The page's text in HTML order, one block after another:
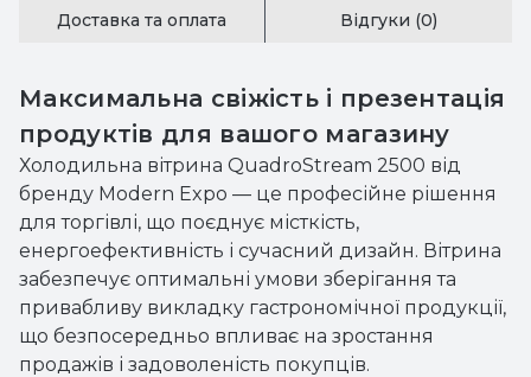
Доставка та оплата Відгуки (0)
Максимальна свіжість і презентація
продуктів для вашого магазину
Холодильна вітрина QuadroStream 2500 від
бренду Modern Expo — це професійне рішення
для торгівлі, що поєднує місткість,
енергоефективність і сучасний дизайн. Вітрина
забезпечує оптимальні умови зберігання та
привабливу викладку гастрономічної продукції,
що безпосередньо впливає на зростання
продажів і задоволеність покупців.